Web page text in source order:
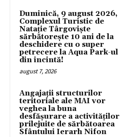
Duminică, 9 august 2026,
Complexul Turistic de
Natație Târgoviște
sărbătorește 10 ani de la
deschidere cu o super
petrecere la Aqua Park-ul
din incintă!
august 7, 2026
Angajații structurilor
teritoriale ale MAI vor
veghea la buna
desfășurare a activităților
prilejuite de sărbătoarea
Sfântului Ierarh Nifon